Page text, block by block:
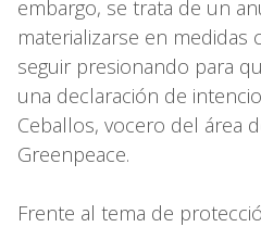
embargo, se trata de un
materializarse en medidas
seguir presionando para
una declaración de
Ceballos, vocero del área
Greenpeace.
Frente al tema de